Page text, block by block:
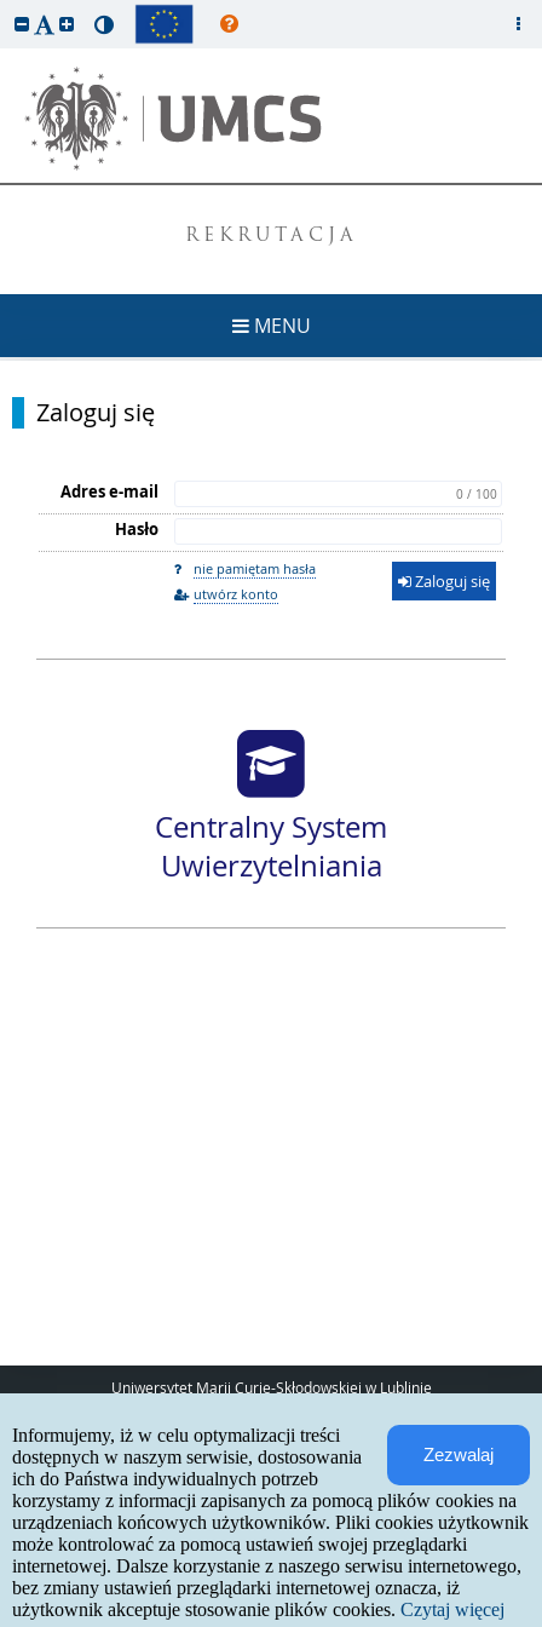
REKRUTACJA
MENU
Zaloguj się
Adres e-mail 0 / 100
Hasło
nie pamiętam hasła
utwórz konto
Zaloguj się
Centralny System
Uwierzytelniania
Uniwersytet Marii Curie-Skłodowskiej w Lublinie
20-031 Lublin
www:http://umcs.pl
Internetowa Rekrutacja Kandydatów
IRK 1.21.3 (6bf78478) :: 2026-06-17
mapa strony
deklaracja dostępności
kontakt
Zezwalaj
Informujemy, iż w celu optymalizacji treści
dostępnych w naszym serwisie, dostosowania
ich do Państwa indywidualnych potrzeb
korzystamy z informacji zapisanych za pomocą plików cookies na
urządzeniach końcowych użytkowników. Pliki cookies użytkownik
może kontrolować za pomocą ustawień swojej przeglądarki
internetowej. Dalsze korzystanie z naszego serwisu internetowego,
bez zmiany ustawień przeglądarki internetowej oznacza, iż
użytkownik akceptuje stosowanie plików cookies. Czytaj więcej